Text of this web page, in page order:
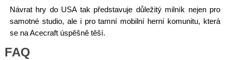
Návrat hry do USA tak představuje důležitý milník nejen pro
samotné studio, ale i pro tamní mobilní herní komunitu, která
se na Acecraft úspěšně těší.
FAQ